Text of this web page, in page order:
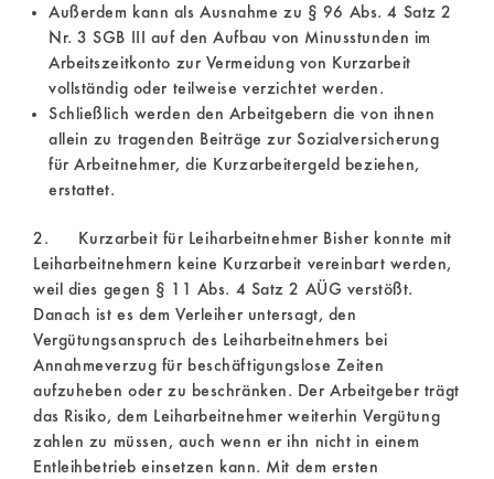
Außerdem kann als Ausnahme zu § 96 Abs. 4 Satz 2
Nr. 3 SGB III auf den Aufbau von Minusstunden im
Arbeitszeitkonto zur Vermeidung von Kurzarbeit
vollständig oder teilweise verzichtet werden.
Schließlich werden den Arbeitgebern die von ihnen
allein zu tragenden Beiträge zur Sozialversicherung
für Arbeitnehmer, die Kurzarbeitergeld beziehen,
erstattet.
2. Kurzarbeit für Leiharbeitnehmer Bisher konnte mit
Leiharbeitnehmern keine Kurzarbeit vereinbart werden,
weil dies gegen § 11 Abs. 4 Satz 2 AÜG verstößt.
Danach ist es dem Verleiher untersagt, den
Vergütungsanspruch des Leiharbeitnehmers bei
Annahmeverzug für beschäftigungslose Zeiten
aufzuheben oder zu beschränken. Der Arbeitgeber trägt
das Risiko, dem Leiharbeitnehmer weiterhin Vergütung
zahlen zu müssen, auch wenn er ihn nicht in einem
Entleihbetrieb einsetzen kann. Mit dem ersten